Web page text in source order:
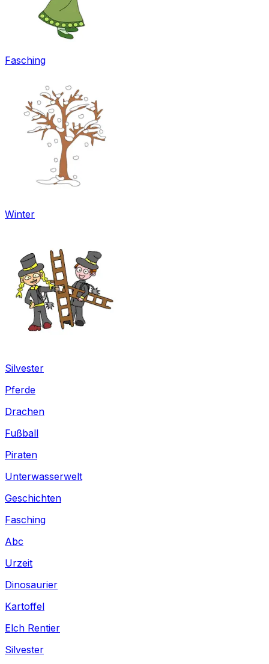
Fasching
Winter
Silvester
Pferde
Drachen
Fußball
Piraten
Unterwasserwelt
Geschichten
Fasching
Abc
Urzeit
Dinosaurier
Kartoffel
Elch Rentier
Silvester